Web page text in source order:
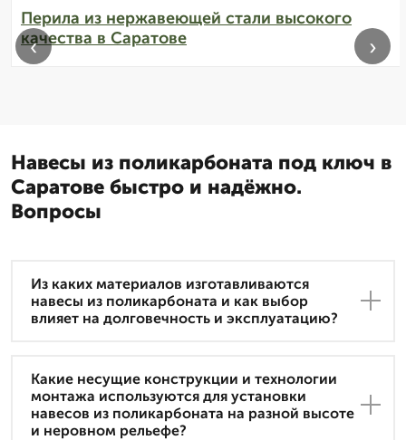
Перила из нержавеющей стали высокого
качества в Саратове
‹ ›
Навесы из поликарбоната под ключ в
Саратове быстро и надёжно.
Вопросы
Из каких материалов изготавливаются
навесы из поликарбоната и как выбор
влияет на долговечность и эксплуатацию?
Какие несущие конструкции и технологии
монтажа используются для установки
навесов из поликарбоната на разной высоте
и неровном рельефе?